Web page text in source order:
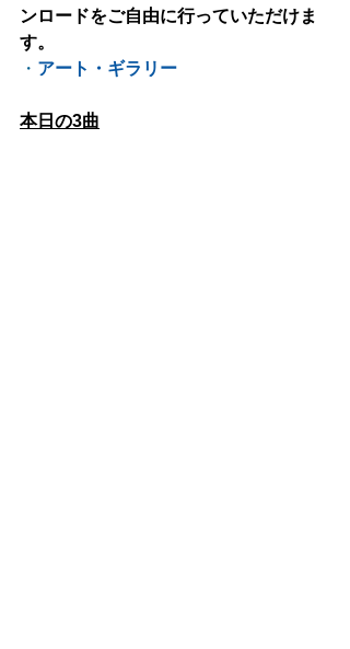
ンロードをご自由に行っていただけま
す。
・ アート・ギラリー
本日の3曲